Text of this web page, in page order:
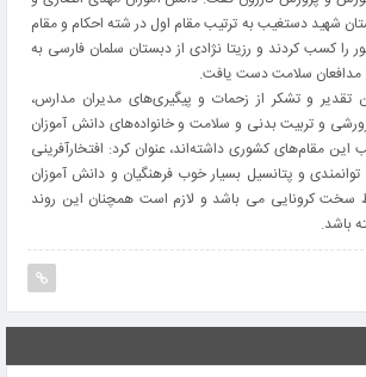
شهید دستغیب به ترتیب مقام اول در شته احکام و مقام
کسب کردند و رزیتا نژادی از دبستان سلمان فارسی به
مدافعان سلامت دست یافت.
و تشکر از زحمات و پیگیری‌های مدیران مدارس،
و تربیت بدنی و سلامت و خانواده‌های دانش آموزان
مقام‌های کشوری داشته‌اند، عنوان کرد: افتخارآفرینی
و پتانسیل بسیار خوب فرهنگیان و دانش آموزان
سخت کرونایی می باشد و لازم است همچنان این روند
باشد.